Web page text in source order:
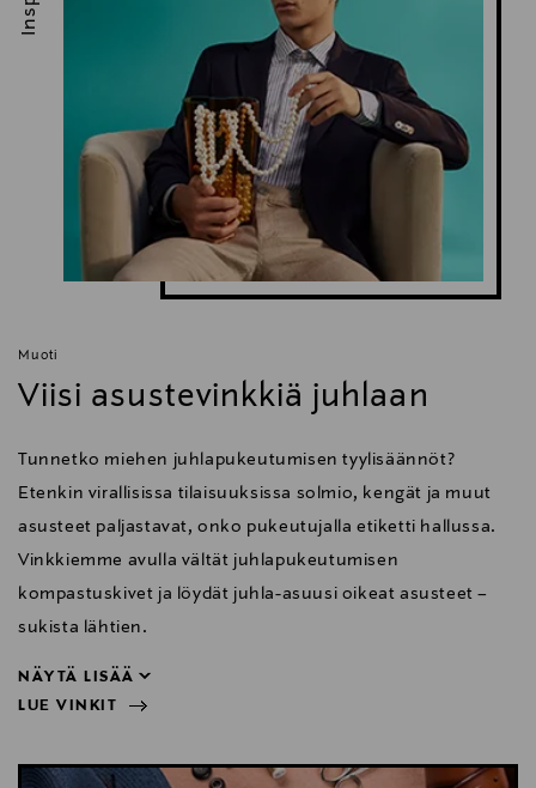
Muoti
Viisi asustevinkkiä juhlaan
Tunnetko miehen juhlapukeutumisen tyylisäännöt?
Etenkin virallisissa tilaisuuksissa solmio, kengät ja muut
asusteet paljastavat, onko pukeutujalla etiketti hallussa.
Vinkkiemme avulla vältät juhlapukeutumisen
kompastuskivet ja löydät juhla-asuusi oikeat asusteet –
sukista lähtien.
NÄYTÄ LISÄÄ
LUE VINKIT
NÄYTÄ VÄHEMMÄN